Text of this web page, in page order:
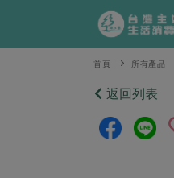
首頁 所有產品
返回列表